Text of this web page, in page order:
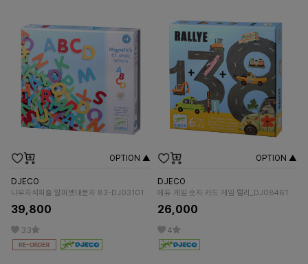
OPTION ▲
DJECO
나무자석퍼즐 알파벳대문자 83-DJ03101
39,800
33
OPTION ▲
DJECO
에듀 게임 숫자 카드 게임 랠리_DJ08461
26,000
4